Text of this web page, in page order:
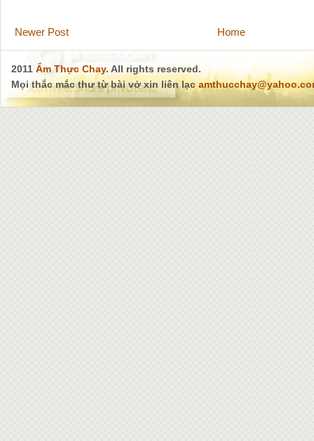
Newer Post Home
2011 Ẩm Thực Chay. All rights reserved.
Mọi thắc mắc thư từ bài vở xin liên lạc